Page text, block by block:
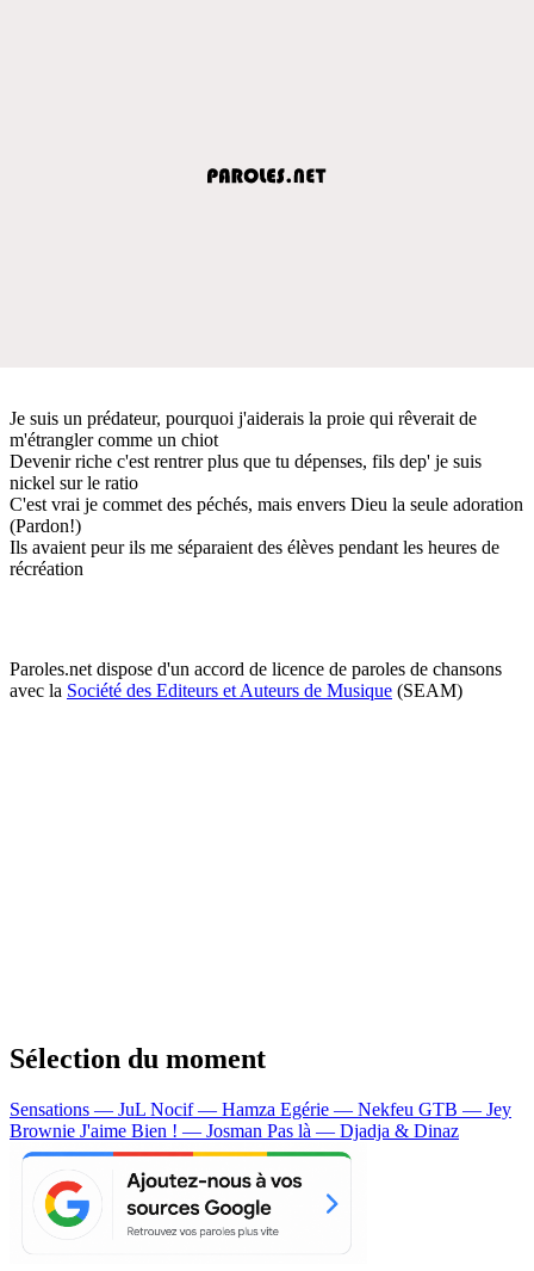
Je suis un prédateur, pourquoi j'aiderais la proie qui rêverait de
m'étrangler comme un chiot
Devenir riche c'est rentrer plus que tu dépenses, fils dep' je suis
nickel sur le ratio
C'est vrai je commet des péchés, mais envers Dieu la seule adoration
(Pardon!)
Ils avaient peur ils me séparaient des élèves pendant les heures de
récréation
Paroles.net dispose d'un accord de licence de paroles de chansons
avec la Société des Editeurs et Auteurs de Musique (SEAM)
Sélection du moment
Sensations — JuL Nocif — Hamza Egérie — Nekfeu GTB — Jey
Brownie J'aime Bien ! — Josman Pas là — Djadja & Dinaz